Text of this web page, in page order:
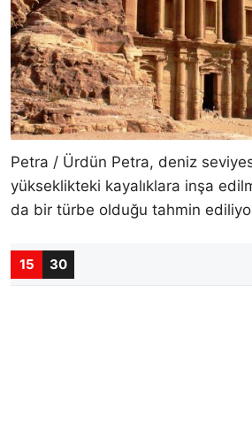
Petra / Ürdün Petra, deniz
yükseklikteki kayalıklara inşa
da bir türbe olduğu tahmin
15 30